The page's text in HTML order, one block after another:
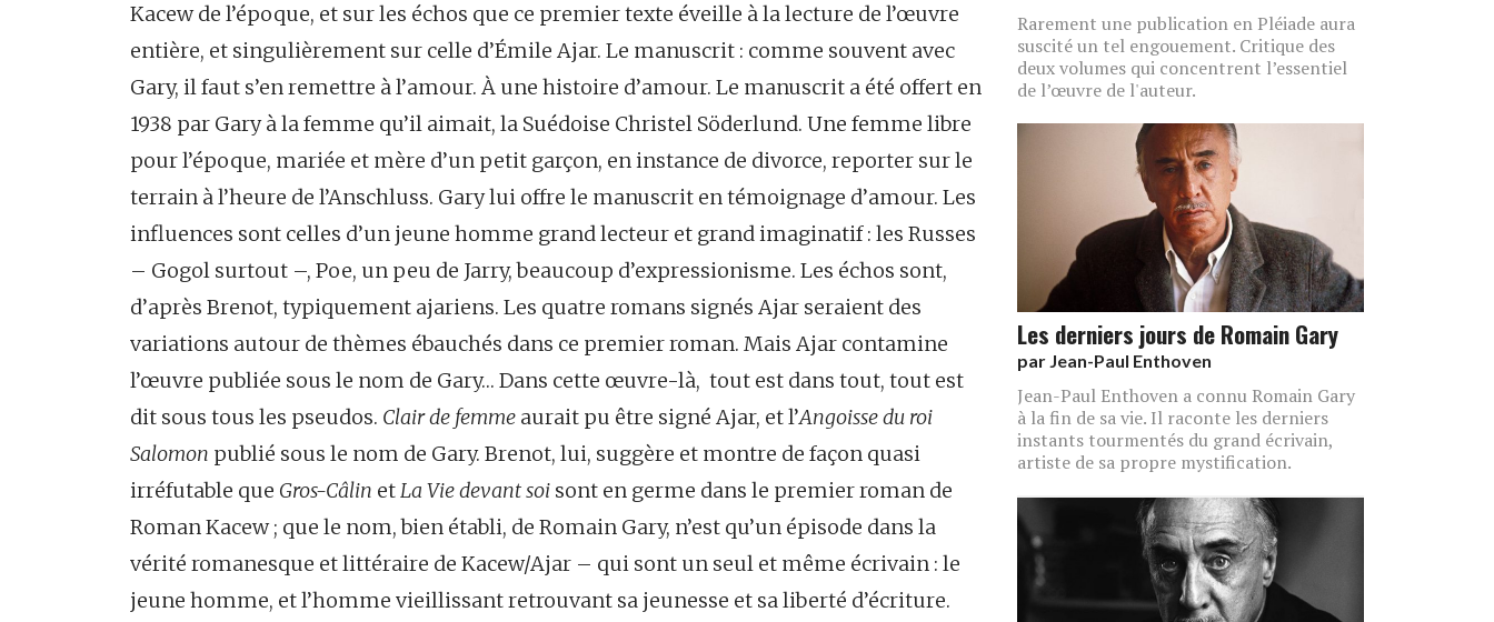
Kacew de l’époque, et sur les échos que ce premier texte éveille à la lecture de l’œuvre
entière, et singulièrement sur celle d’Émile Ajar. Le manuscrit : comme souvent avec
Gary, il faut s’en remettre à l’amour. À une histoire d’amour. Le manuscrit a été offert en
1938 par Gary à la femme qu’il aimait, la Suédoise Christel Söderlund. Une femme libre
pour l’époque, mariée et mère d’un petit garçon, en instance de divorce, reporter sur le
terrain à l’heure de l’Anschluss. Gary lui offre le manuscrit en témoignage d’amour. Les
influences sont celles d’un jeune homme grand lecteur et grand imaginatif : les Russes
– Gogol surtout –, Poe, un peu de Jarry, beaucoup d’expressionisme. Les échos sont,
d’après Brenot, typiquement ajariens. Les quatre romans signés Ajar seraient des
variations autour de thèmes ébauchés dans ce premier roman. Mais Ajar contamine
l’œuvre publiée sous le nom de Gary… Dans cette œuvre-là, tout est dans tout, tout est
dit sous tous les pseudos. Clair de femme aurait pu être signé Ajar, et l’Angoisse du roi
Salomon publié sous le nom de Gary. Brenot, lui, suggère et montre de façon quasi
irréfutable que Gros-Câlin etLa Vie devant soi sont en germe dans le premier roman de
Roman Kacew ; que le nom, bien établi, de Romain Gary, n’est qu’un épisode dans la
vérité romanesque et littéraire de Kacew/Ajar – qui sont un seul et même écrivain : le
jeune homme, et l’homme vieillissant retrouvant sa jeunesse et sa liberté d’écriture.
Rarement une publication en Pléiade aura
suscité un tel engouement. Critique des
deux volumes qui concentrent l’essentiel
de l’œuvre de l'auteur.
Les derniers jours de Romain Gary
par Jean-Paul Enthoven
Jean-Paul Enthoven a connu Romain Gary
à la fin de sa vie. Il raconte les derniers
instants tourmentés du grand écrivain,
artiste de sa propre mystification.